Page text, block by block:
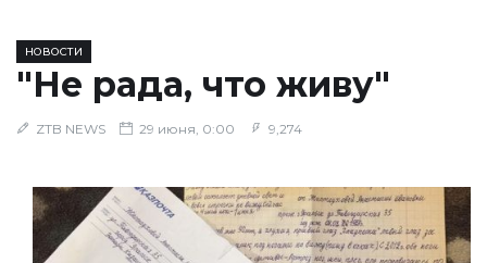
НОВОСТИ
"Не рада, что живу"
ZTB NEWS 29 июня, 0:00 9,274